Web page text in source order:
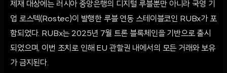
제재 대상에는 러시아 중앙은행의 디지털 루블뿐만 아니라 국영 기
업 로스텍(Rostec)이 발행한 루블 연동 스테이블코인 RUBx가 포
함되었다. RUBx는 2025년 7월 트론 블록체인을 기반으로 출시
되었으며, 이번 조치로 인해 EU 관할권 내에서의 모든 거래와 보유
가 금지된다.